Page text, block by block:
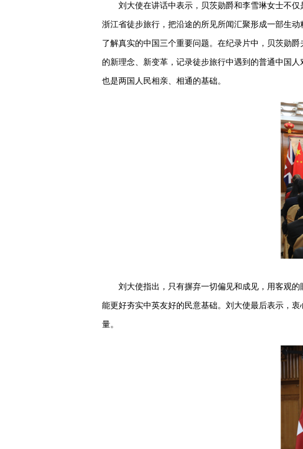
刘大使在讲话中表示，贝茨勋爵和李雪琳女士不仅
浙江省徒步旅行，把沿途的所见所闻汇聚形成一部生
了解真实的中国三个重要问题。在纪录片中，贝茨勋
的新理念、新变革，记录徒步旅行中遇到的普通中国
也是两国人民相亲、相通的基础。
刘大使指出，只有摒弃一切偏见和成见，用客观的
能更好夯实中英友好的民意基础。刘大使最后表示，
量。